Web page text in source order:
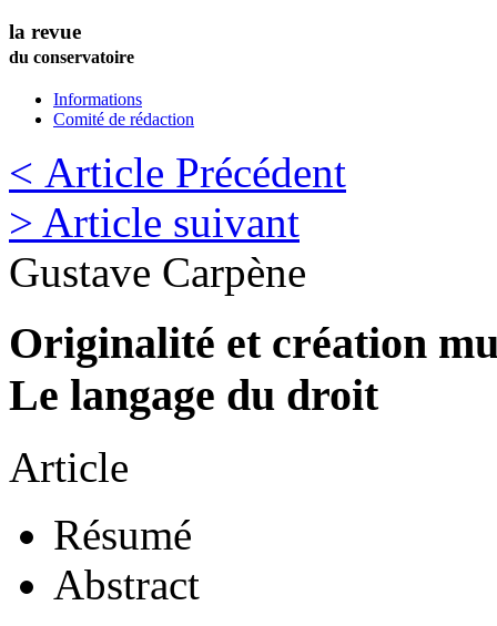
la revue
du conservatoire
Informations
Comité de rédaction
< Article Précédent
> Article suivant
Gustave Carpène
Originalité et création
Le langage du droit
Article
Résumé
Abstract